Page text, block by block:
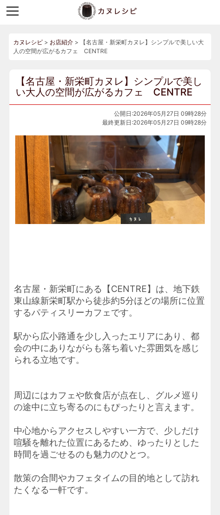
カヌレシピ> お店紹介>
【名古屋・新栄町カヌレ】シンプルで美しい大
人の空間が広がるカフェ CENTRE
【名古屋・新栄町カヌレ】シンプルで美し
い大人の空間が広がるカフェ CENTRE
公開日:2026年05月27日 09時28分
最終更新日:2026年05月27日 09時28分
名古屋・新栄町にある【CENTRE】は、地下鉄
東山線新栄町駅から徒歩約5分ほどの場所に位置
するパティスリーカフェです。
駅から広小路通を少し入ったエリアにあり、都
会の中にありながらも落ち着いた雰囲気を感じ
られる立地です。
周辺にはカフェや飲食店が点在し、グルメ巡り
の途中に立ち寄るのにもぴったりと言えます。
中心地からアクセスしやすい一方で、少しだけ
喧騒を離れた位置にあるため、ゆったりとした
時間を過ごせるのも魅力のひとつ。
散策の合間やカフェタイムの目的地として訪れ
たくなる一軒です。